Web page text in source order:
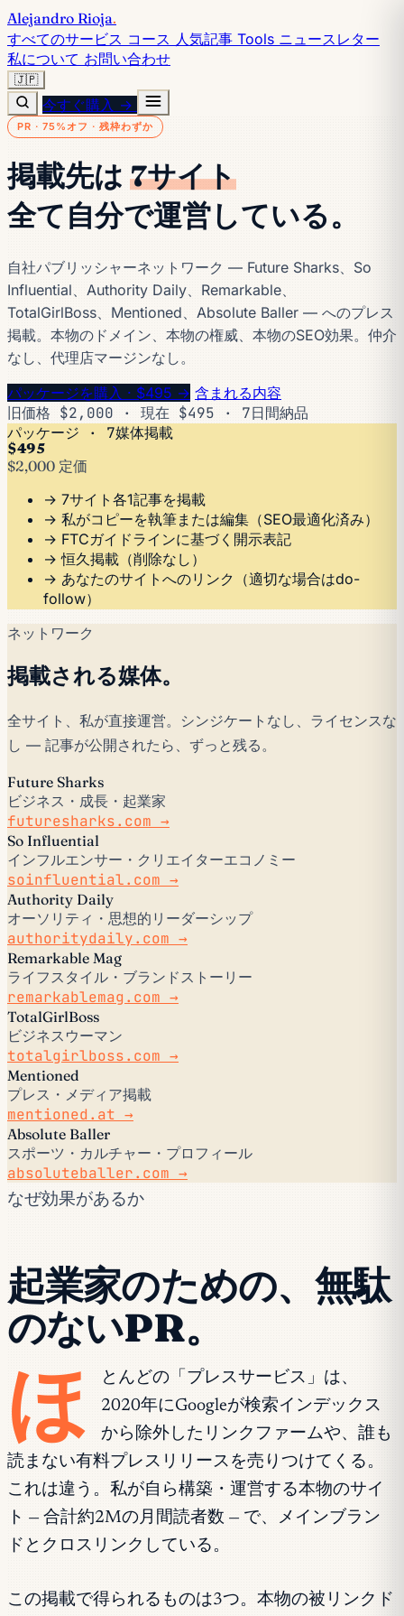
Alejandro Rioja.
すべてのサービス コース 人気記事 Tools ニュースレター
私について お問い合わせ
🇯🇵
今すぐ購入 →
PR · 75%オフ · 残枠わずか
掲載先は 7サイト
全て自分で運営している。
自社パブリッシャーネットワーク — Future Sharks、So
Influential、Authority Daily、Remarkable、
TotalGirlBoss、Mentioned、Absolute Baller — へのプレス
掲載。本物のドメイン、本物の権威、本物のSEO効果。仲介
なし、代理店マージンなし。
パッケージを購入 · $495 → 含まれる内容
旧価格 $2,000 · 現在 $495 · 7日間納品
パッケージ · 7媒体掲載
$495
$2,000 定価
→ 7サイト各1記事を掲載
→ 私がコピーを執筆または編集（SEO最適化済み）
→ FTCガイドラインに基づく開示表記
→ 恒久掲載（削除なし）
→ あなたのサイトへのリンク（適切な場合はdo-
follow）
ネットワーク
掲載される媒体。
全サイト、私が直接運営。シンジケートなし、ライセンスな
し — 記事が公開されたら、ずっと残る。
Future Sharks
ビジネス・成長・起業家
futuresharks.com →
So Influential
インフルエンサー・クリエイターエコノミー
soinfluential.com →
Authority Daily
オーソリティ・思想的リーダーシップ
authoritydaily.com →
Remarkable Mag
ライフスタイル・ブランドストーリー
remarkablemag.com →
TotalGirlBoss
ビジネスウーマン
totalgirlboss.com →
Mentioned
プレス・メディア掲載
mentioned.at →
Absolute Baller
スポーツ・カルチャー・プロフィール
absoluteballer.com →
なぜ効果があるか
起業家のための、無駄
のないPR。
ほ
とんどの「プレスサービス」は、
2020年にGoogleが検索インデックス
から除外したリンクファームや、誰も
読まない有料プレスリリースを売りつけてくる。
これは違う。私が自ら構築・運営する本物のサイ
ト — 合計約2Mの月間読者数 — で、メインブラン
ドとクロスリンクしている。
この掲載で得られるものは3つ。本物の被リンクド